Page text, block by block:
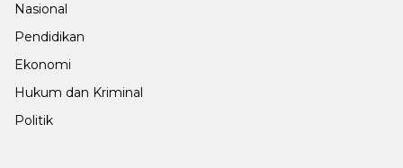
Nasional
Pendidikan
Ekonomi
Hukum dan Kriminal
Politik